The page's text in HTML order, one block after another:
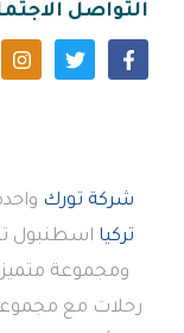
التواصل
شركة تورك
تركيا اسطنبول
ومجموعة
رحلات مع